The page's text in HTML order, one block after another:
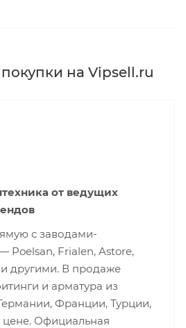
на Vipsell.ru
от ведущих
с заводами-
Poelsan, Frialen, Astore,
другими. В продаже
и арматура из
Франции, Турции,
Официальная